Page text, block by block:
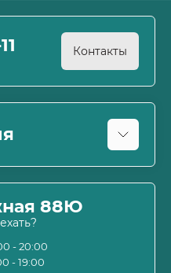
Контакты
и оферта
88Ю
- 20:00
- 19:00